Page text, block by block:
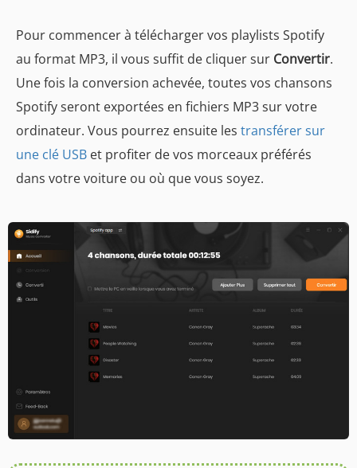
Pour commencer à télécharger vos playlists Spotify
au format MP3, il vous suffit de cliquer sur Convertir.
Une fois la conversion achevée, toutes vos chansons
Spotify seront exportées en fichiers MP3 sur votre
ordinateur. Vous pourrez ensuite les transférer sur
une clé USB et profiter de vos morceaux préférés
dans votre voiture ou où que vous soyez.